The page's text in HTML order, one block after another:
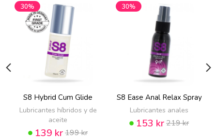
30%
S8 Hybrid Cum Glide
Lubricantes híbridos y de
aceite
139 kr199 kr
30%
S8 Ease Anal Relax Spray
Lubricantes anales
153 kr219 kr